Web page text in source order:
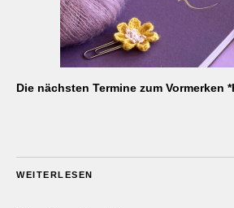
Die nächsten Termine zum Vormerken
WEITERLESEN